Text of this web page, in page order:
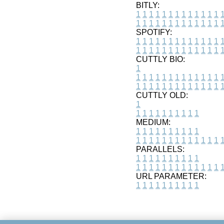
BITLY:
1 1 1 1 1 1 1 1 1 1 1 1 1 1
1 1 1 1 1 1 1 1 1 1 1 1 1 1
SPOTIFY:
1 1 1 1 1 1 1 1 1 1 1 1 1 1
1 1 1 1 1 1 1 1 1 1 1 1 1 1
CUTTLY BIO:
1
1 1 1 1 1 1 1 1 1 1 1 1 1 1
1 1 1 1 1 1 1 1 1 1 1 1 1 1
CUTTLY OLD:
1
1 1 1 1 1 1 1 1 1 1
MEDIUM:
1 1 1 1 1 1 1 1 1 1
1 1 1 1 1 1 1 1 1 1 1 1 1 1
PARALLELS:
1 1 1 1 1 1 1 1 1 1
1 1 1 1 1 1 1 1 1 1 1 1 1 1
URL PARAMETER:
1 1 1 1 1 1 1 1 1 1